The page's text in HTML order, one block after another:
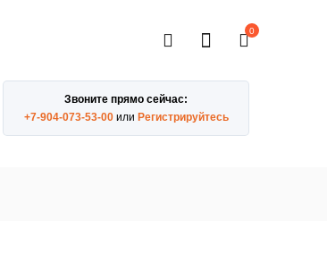
0
Звоните прямо сейчас:
+7-904-073-53-00или Регистрируйтесь